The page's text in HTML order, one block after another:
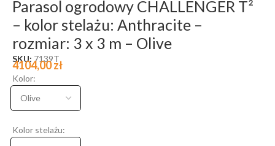
Parasol ogrodowy CHALLENGER T²
– kolor stelażu: Anthracite –
rozmiar: 3 x 3 m – Olive
SKU: 7139T
4104,00zł
Kolor:
Kolor stelażu: